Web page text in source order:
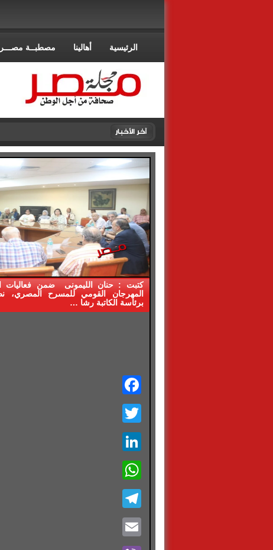
الرئيسية أهالينا مصطبــة مصـــر
المهرجان القومي للمسرح المصري،
برئاسة الكاتبة رشا …